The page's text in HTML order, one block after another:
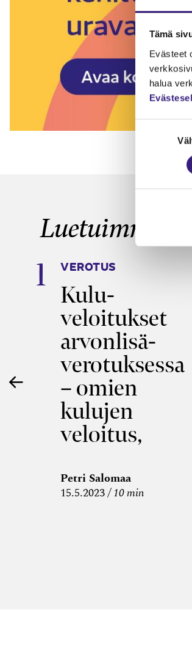
Tämä
Evästeet
halua
Luetuimmat
VEROTUS
Kulu­
veloitukset
arvon­lisä­
verotuksessa
– omien
kulujen
veloitus,
edelleen­
veloitus ja
Petri Salomaa
15.5.2023 10 min